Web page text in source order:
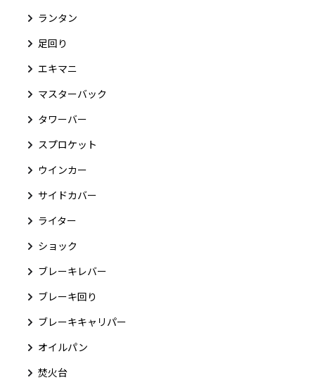
ランタン
足回り
エキマニ
マスターバック
タワーバー
スプロケット
ウインカー
サイドカバー
ライター
ショック
ブレーキレバー
ブレーキ回り
ブレーキキャリパー
オイルパン
焚火台